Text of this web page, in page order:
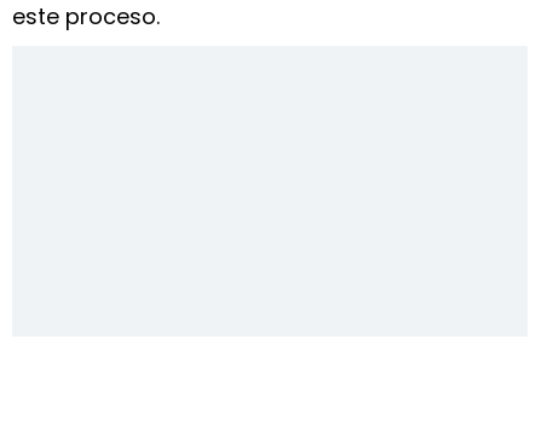
este proceso.